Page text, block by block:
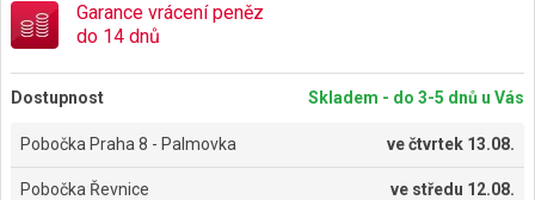
Garance vrácení peněz
do 14 dnů
Dostupnost Skladem - do 3-5 dnů u Vás
Pobočka Praha 8 - Palmovka večtvrtek 13.08.
Pobočka Řevnice ve středu 12.08.